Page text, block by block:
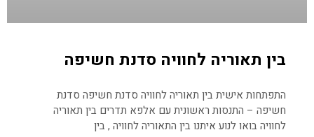
בין תאוריה לחוויה סדנת חשיפה
התפתחות אישית בין תאוריה לחוויה סדנת חשיפה סדנת
חשיפה – התנסות ראשונית עם אלפא תדרים בין תאוריה
לחוויה בואו לנוע איתנו בין התאוריה לחוויה , בין